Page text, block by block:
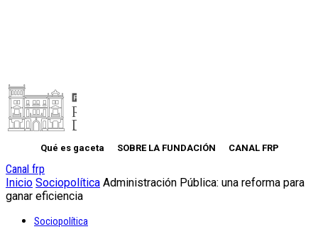
Qué es gaceta SOBRE LA FUNDACIÓN CANAL FRP
Canal frp
Inicio Sociopolítica Administración Pública: una reforma para
ganar eficiencia
Sociopolítica